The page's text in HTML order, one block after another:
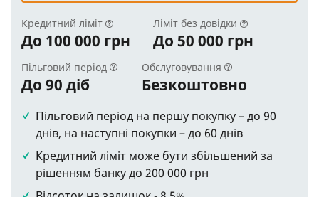
Кредитний ліміт
До 100 000 грн
Ліміт без довідки
До 50 000 грн
Пільговий період
До 90 діб
Обслуговування
Безкоштовно
Пільговий період на першу покупку – до 90
днів, на наступні покупки – до 60 днів
Кредитний ліміт може бути збільшений за
рішенням банку до 200 000 грн